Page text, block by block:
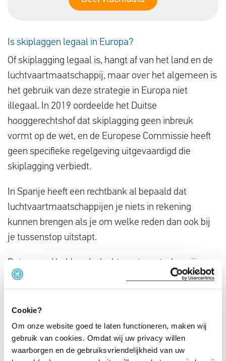
Cookie?
Om onze website goed te laten functioneren, maken wij
gebruik van cookies. Omdat wij uw privacy willen
waarborgen en de gebruiksvriendelijkheid van uw
Is skiplaggen legaal in Europa?
Of skiplagging legaal is, hangt af van het land en de
luchtvaartmaatschappij, maar over het algemeen is
het gebruik van deze strategie in Europa niet
illegaal. In 2019 oordeelde het Duitse
hooggerechtshof dat skiplagging geen inbreuk
vormt op de wet, en de Europese Commissie heeft
geen specifieke regelgeving uitgevaardigd die
skiplagging verbiedt.
In Spanje heeft een rechtbank al bepaald dat
luchtvaartmaatschappijen je niets in rekening
kunnen brengen als je om welke reden dan ook bij
je tussenstop uitstapt.
Dat gezegd hebbende, luchtvaartmaatschappijen
zijn zich bewust van deze praktijk en proberen vaak
voorkomen.
Ze kunnen bijvoorbeeld proberen om passagiers te
vervolgen voor het niet voltooien van hun geboekte